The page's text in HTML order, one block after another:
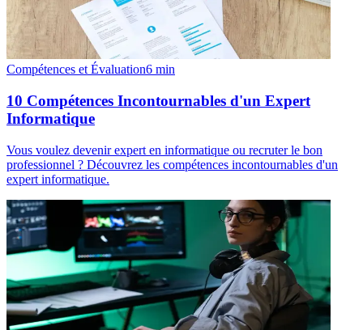
Compétences et Évaluation6 min
10 Compétences Incontournables d'un Expert
Informatique
Vous voulez devenir expert en informatique ou recruter le bon
professionnel ? Découvrez les compétences incontournables d'un
expert informatique.